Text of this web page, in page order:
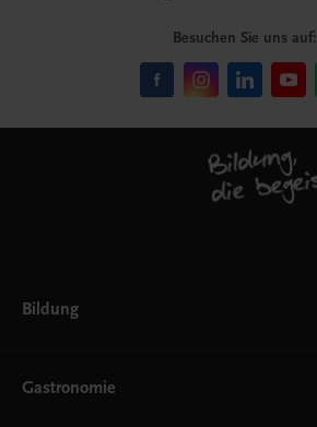
Besuchen Sie uns auf:
Bildung
AHS
Gastronomie